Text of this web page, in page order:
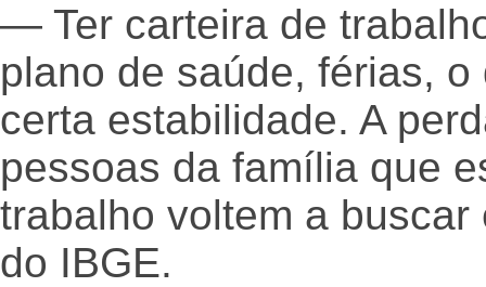
— Ter carteira de
plano de saúde, férias,
certa estabilidade. A
pessoas da família que
trabalho voltem a
do IBGE.